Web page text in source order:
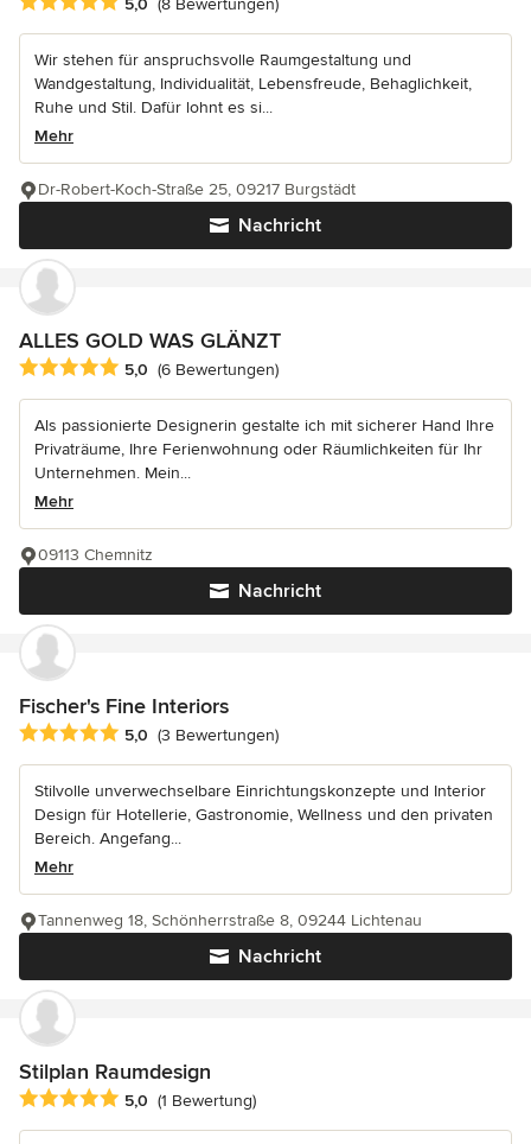
Wir stehen für anspruchsvolle Raumgestaltung und
Wandgestaltung, Individualität, Lebensfreude, Behaglichkeit,
Ruhe und Stil. Dafür lohnt es si...
Mehr
Nachricht
Dr-Robert-Koch-Straße 25, 09217 Burgstädt
ALLES GOLD WAS GLÄNZT
Durchschnittliche Bewertung: 5 von 5 Sternen
5,0 (6 Bewertungen)
Als passionierte Designerin gestalte ich mit sicherer Hand Ihre
Privaträume, Ihre Ferienwohnung oder Räumlichkeiten für Ihr
Unternehmen. Mein...
Mehr
Nachricht
09113 Chemnitz
Fischer's Fine Interiors
Durchschnittliche Bewertung: 5 von 5 Sternen
5,0 (3 Bewertungen)
Stilvolle unverwechselbare Einrichtungskonzepte und Interior
Design für Hotellerie, Gastronomie, Wellness und den privaten
Bereich. Angefang...
Mehr
Nachricht
Tannenweg 18, Schönherrstraße 8, 09244 Lichtenau
Stilplan Raumdesign
Durchschnittliche Bewertung: 5 von 5 Sternen
5,0 (1 Bewertung)